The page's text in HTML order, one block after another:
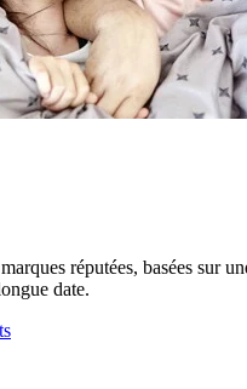
réputées, basées sur
date.